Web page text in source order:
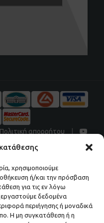
χρησιμοποιούμε
ή/και την πρόσβαση
για τις εν λόγω
δεδομένα
περιήγησης ή μοναδικά
Η μη συγκατάθεση ή η
Πολιτική απορρήτου
τις προσφορές μας.
ΜΑΣ.